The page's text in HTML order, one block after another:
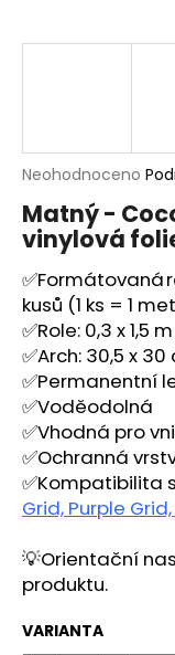
Průměrné
produktu
je
z
5
hvězdiček.
Neohodnoceno
Matný -
vinylová
✅Formátovaná
kusů (1 ks = 1
✅Role: 0,3 x 1,5
✅Arch: 30,5 x 30
✅Permanentní
✅Voděodolná
✅Vhodná pro
✅Ochranná
✅Kompatibilita
Grid, Purple
💡Orientační
produktu.
VARIANTA
j
?
D
o
p
o
r
u
č
u
j
e
m
e